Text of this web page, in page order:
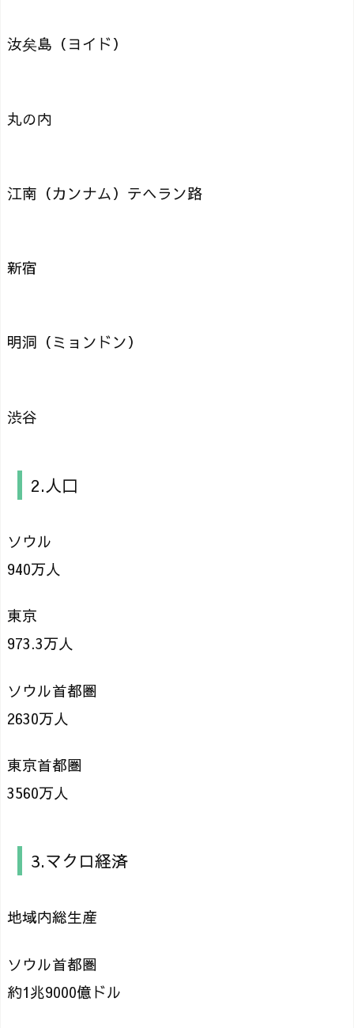
汝矣島（ヨイド）
丸の内
江南（カンナム）テヘラン路
新宿
明洞（ミョンドン）
渋谷
2.人口
ソウル
940万人
東京
973.3万人
ソウル首都圏
2630万人
東京首都圏
3560万人
3.マクロ経済
地域内総生産
ソウル首都圏
約1兆9000億ドル